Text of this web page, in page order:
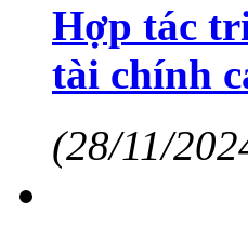
Hợp tác
tài chính
(28/11/